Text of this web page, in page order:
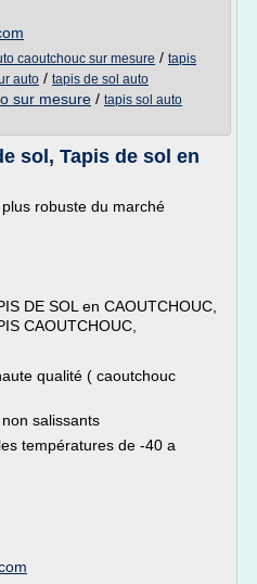
caoutchouc sur mesure / tapis
auto / tapis de sol auto
sur mesure / tapis sol auto
sol, Tapis de sol en
robuste du marché
DE SOL en CAOUTCHOUC,
CAOUTCHOUC,
qualité ( caoutchouc
salissants
températures de -40 a